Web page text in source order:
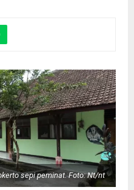
sepi peminat. Foto: Nt/nt